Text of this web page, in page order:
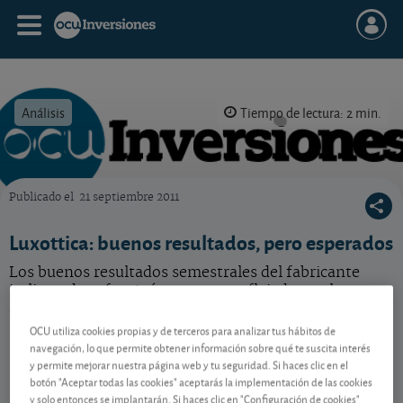
Análisis Tiempo de lectura: 2 min.
Publicado el 21 septiembre 2011
Luxottica: buenos resultados, pero esperados
Los buenos resultados semestrales del fabricante
italiano de gafas, ¿cómo se ven reflejados en la
Contenido reservado a SOCIOS
OCU utiliza cookies propias y de terceros para analizar tus hábitos de
navegación, lo que permite obtener información sobre qué te suscita interés
y permite mejorar nuestra página web y tu seguridad. Si haces clic en el
botón "Aceptar todas las cookies" aceptarás la implementación de las cookies
y solo entonces se implantarán. Si haces clic en "Configuración de cookies"